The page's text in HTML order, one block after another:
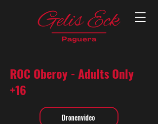
ROC Oberoy - Adults Only
+16
Dronenvideo